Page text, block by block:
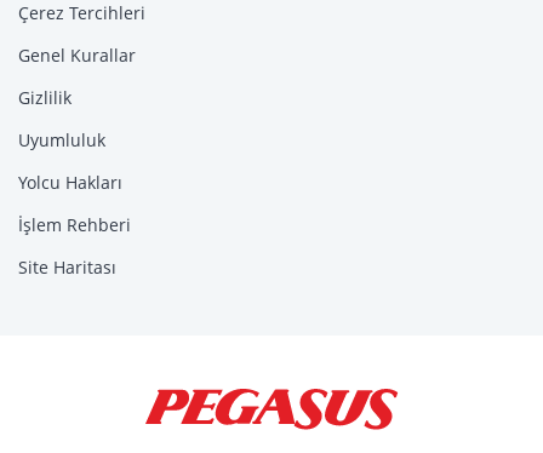
Çerez Tercihleri
Genel Kurallar
Gizlilik
Uyumluluk
Yolcu Hakları
İşlem Rehberi
Site Haritası